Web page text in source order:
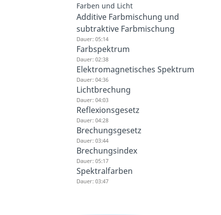
Farben und Licht
Additive Farbmischung und
subtraktive Farbmischung
Dauer: 05:14
Farbspektrum
Dauer: 02:38
Elektromagnetisches Spektrum
Dauer: 04:36
Lichtbrechung
Dauer: 04:03
Reflexionsgesetz
Dauer: 04:28
Brechungsgesetz
Dauer: 03:44
Brechungsindex
Dauer: 05:17
Spektralfarben
Dauer: 03:47